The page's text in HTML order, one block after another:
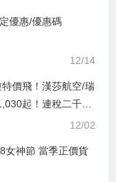
優惠/優惠碼
12/14
價飛！漢莎航空/瑞
起！連稅二千五
12/02
女神節 當季正價貨